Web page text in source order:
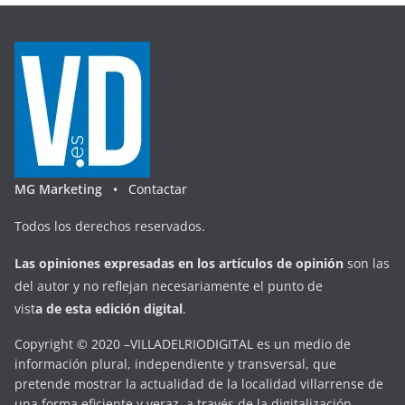
MG Marketing • Contactar
Todos los derechos reservados.
Las opiniones expresadas en los artículos de opinión son las
del autor y no reflejan necesariamente el punto de
vista de esta edición digital.
Copyright © 2020 –VILLADELRIODIGITAL es un medio de
información plural, independiente y transversal, que
pretende mostrar la actualidad de la localidad villarrense de